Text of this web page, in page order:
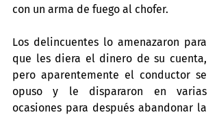
con un arma de fuego al chofer.
Los delincuentes lo amenazaron para
que les diera el dinero de su cuenta,
pero aparentemente el conductor se
opuso y le dispararon en varias
ocasiones para después abandonar la